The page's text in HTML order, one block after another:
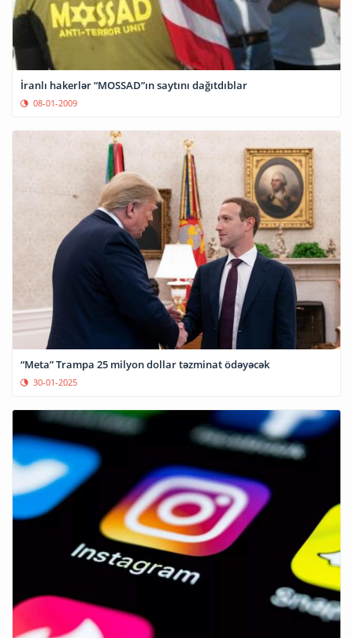
İranlı hakerlər “MOSSAD”ın saytını dağıtdıblar
08-01-2009
“Meta” Trampa 25 milyon dollar təzminat ödəyəcək
30-01-2025